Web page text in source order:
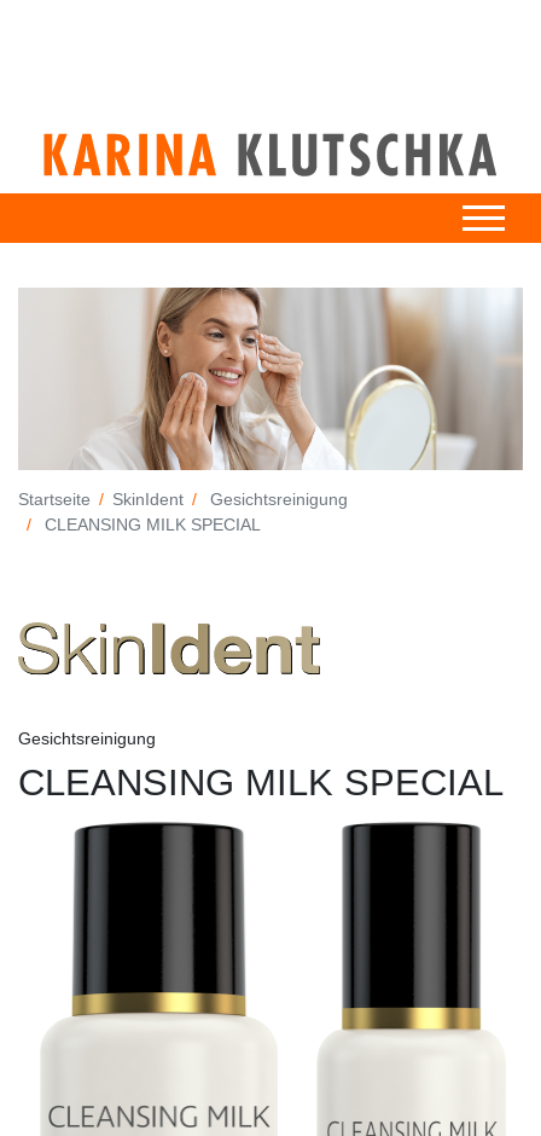
Startseite SkinIdent
Gesichtsreinigung
CLEANSING MILK SPECIAL
Gesichtsreinigung
CLEANSING MILK SPECIAL